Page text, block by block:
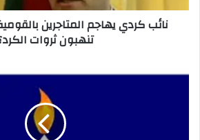
تنهبون
ثرواتنائب كردي يهاجم المتاجرين
تنهبون ثروات